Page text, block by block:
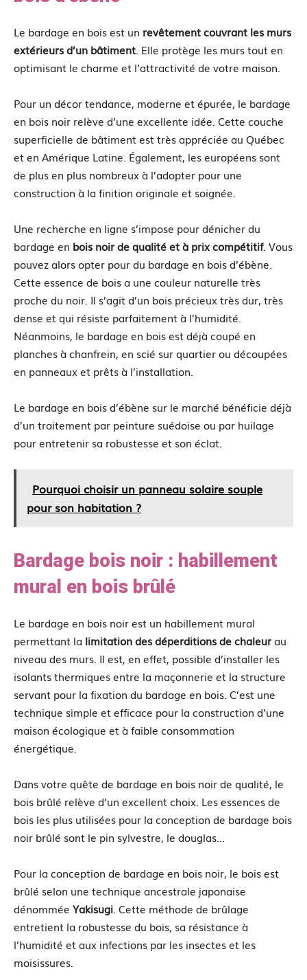
Le bardage en bois est un revêtement couvrant les murs
extérieurs d’un bâtiment. Elle protège les murs tout en
optimisant le charme et l’attractivité de votre maison.
Pour un décor tendance, moderne et épurée, le bardage
en bois noir relève d’une excellente idée. Cette couche
superficielle de bâtiment est très appréciée au Québec
et en Amérique Latine. Également, les européens sont
de plus en plus nombreux à l’adopter pour une
construction à la finition originale et soignée.
Une recherche en ligne s’impose pour dénicher du
bardage en bois noir de qualité et à prix compétitif. Vous
pouvez alors opter pour du bardage en bois d’ébène.
Cette essence de bois a une couleur naturelle très
proche du noir. Il s’agit d’un bois précieux très dur, très
dense et qui résiste parfaitement à l’humidité.
Néanmoins, le bardage en bois est déjà coupé en
planches à chanfrein, en scié sur quartier ou découpées
en panneaux et prêts à l’installation.
Le bardage en bois d’ébène sur le marché bénéficie déjà
d’un traitement par peinture suédoise ou par huilage
pour entretenir sa robustesse et son éclat.
Pourquoi choisir un panneau solaire souple
pour son habitation ?
Bardage bois noir : habillement
mural en bois brûlé
Le bardage en bois noir est un habillement mural
permettant la limitation des déperditions de chaleurau
niveau des murs. Il est, en effet, possible d’installer les
isolants thermiques entre la maçonnerie et la structure
servant pour la fixation du bardage en bois. C’est une
technique simple et efficace pour la construction d’une
maison écologique et à faible consommation
énergétique.
Dans votre quête de bardage en bois noir de qualité, le
bois brûlé relève d’un excellent choix. Les essences de
bois les plus utilisées pour la conception de bardage bois
noir brûlé sont le pin sylvestre, le douglas…
Pour la conception de bardage en bois noir, le bois est
brûlé selon une technique ancestrale japonaise
dénommée Yakisugi. Cette méthode de brûlage
entretient la robustesse du bois, sa résistance à
l’humidité et aux infections par les insectes et les
moisissures.